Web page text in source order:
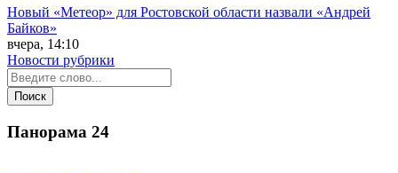
Новый «Метеор» для Ростовской области назвали «Андрей
Байков»
вчера, 14:10
Новости рубрики
Панорама 24